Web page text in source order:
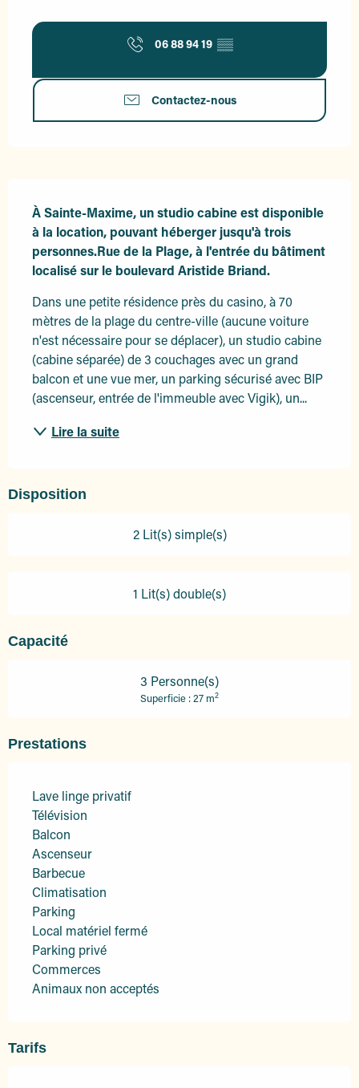
06 88 94 19 ▒▒
Contactez-nous
À Sainte-Maxime, un studio cabine est disponible
à la location, pouvant héberger jusqu'à trois
personnes.Rue de la Plage, à l'entrée du bâtiment
localisé sur le boulevard Aristide Briand.
Dans une petite résidence près du casino, à 70
mètres de la plage du centre-ville (aucune voiture
n'est nécessaire pour se déplacer), un studio cabine
(cabine séparée) de 3 couchages avec un grand
balcon et une vue mer, un parking sécurisé avec BIP
(ascenseur, entrée de l'immeuble avec Vigik), un...
Lire la suite
Disposition
2 Lit(s) simple(s)
1 Lit(s) double(s)
Capacité
3 Personne(s)
Superficie : 27 m2
Prestations
Lave linge privatif
Télévision
Balcon
Ascenseur
Barbecue
Climatisation
Parking
Local matériel fermé
Parking privé
Commerces
Animaux non acceptés
Tarifs